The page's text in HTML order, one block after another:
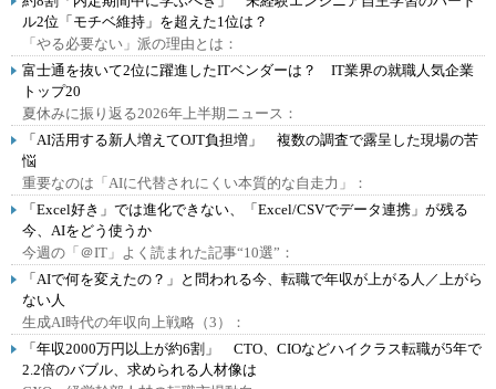
ル2位「モチベ維持」を超えた1位は？
「やる必要ない」派の理由とは：
富士通を抜いて2位に躍進したITベンダーは？ IT業界の就職人気企業
トップ20
夏休みに振り返る2026年上半期ニュース：
「AI活用する新人増えてOJT負担増」 複数の調査で露呈した現場の苦
悩
重要なのは「AIに代替されにくい本質的な自走力」：
「Excel好き」では進化できない、「Excel/CSVでデータ連携」が残る
今、AIをどう使うか
今週の「＠IT」よく読まれた記事“10選”：
「AIで何を変えたの？」と問われる今、転職で年収が上がる人／上がら
ない人
生成AI時代の年収向上戦略（3）：
「年収2000万円以上が約6割」 CTO、CIOなどハイクラス転職が5年で
2.2倍のバブル、求められる人材像は